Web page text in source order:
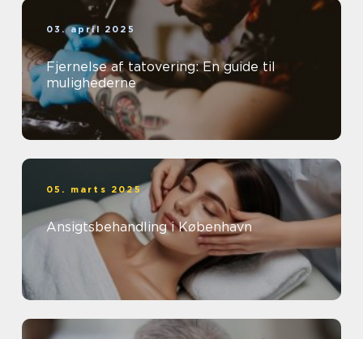
03. april 2025
Fjernelse af tatovering: En guide til
mulighederne
05. marts 2025
Ansigtsbehandling i København